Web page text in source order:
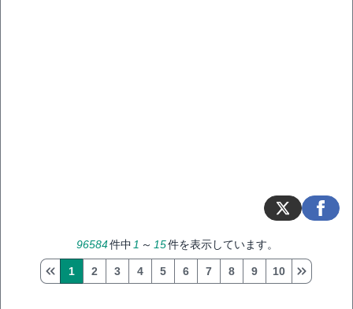
96584件中 1 ～ 15件を表示しています。
1 2 3 4 5 6 7 8 9 10